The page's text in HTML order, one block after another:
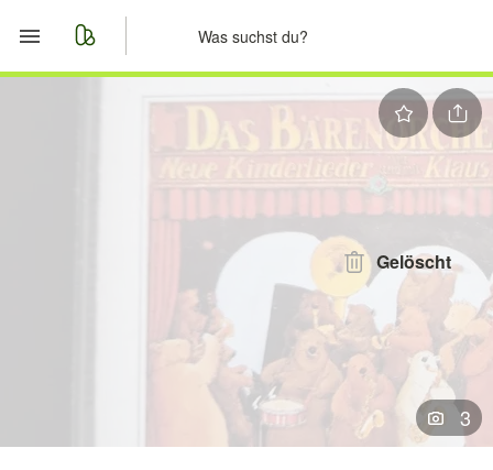
Anzeige aufgeben
Gelöscht
3